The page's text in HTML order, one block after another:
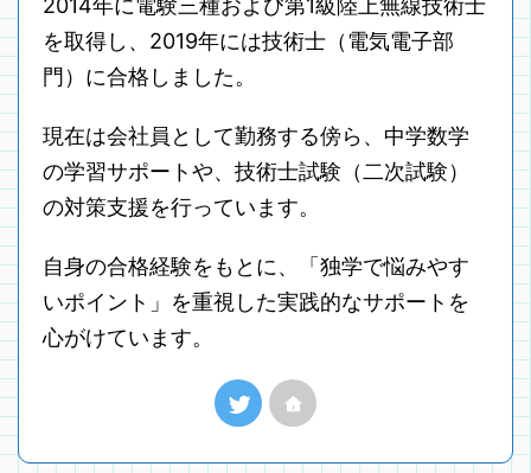
2014年に電験三種および第1級陸上無線技術士
を取得し、2019年には技術士（電気電子部
門）に合格しました。
現在は会社員として勤務する傍ら、中学数学
の学習サポートや、技術士試験（二次試験）
の対策支援を行っています。
自身の合格経験をもとに、「独学で悩みやす
いポイント」を重視した実践的なサポートを
心がけています。